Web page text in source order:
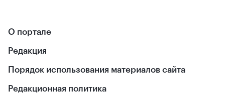
О портале
Редакция
Порядок использования материалов сайта
Редакционная политика